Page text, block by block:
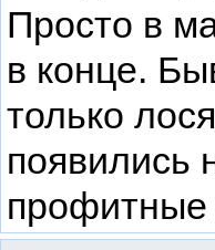
Просто в
в конце.
только
появились
профитные